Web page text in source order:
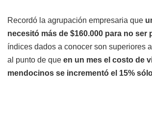
Recordó la agrupación empresaria que
necesitó más de $160.000 para no ser
índices dados a conocer son superiores
al punto de que en un mes el costo de
mendocinos se incrementó el 15%